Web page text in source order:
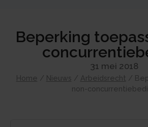
Beperking
31 mei 2018
Home / Nieuws / Arbeidsrecht /
non-